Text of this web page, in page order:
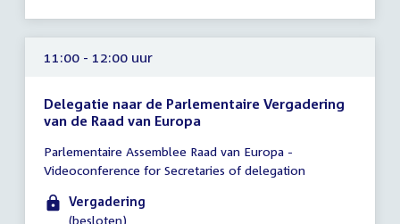
11:00 - 12:00 uur
Delegatie naar de Parlementaire Vergadering
van de Raad van Europa
vergadering
11:00
12:00
Parlementaire Assemblee Raad van Europa -
Videoconference for Secretaries of delegation
Vergadering
(besloten)